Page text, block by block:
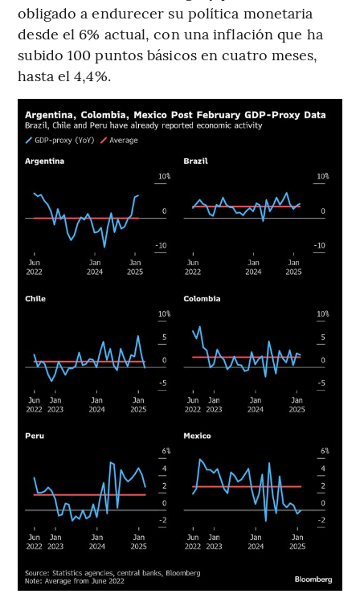
obligado a endurecer su política monetaria
desde el 6% actual, con una inflación que ha
subido 100 puntos básicos en cuatro meses,
hasta el 4,4%.